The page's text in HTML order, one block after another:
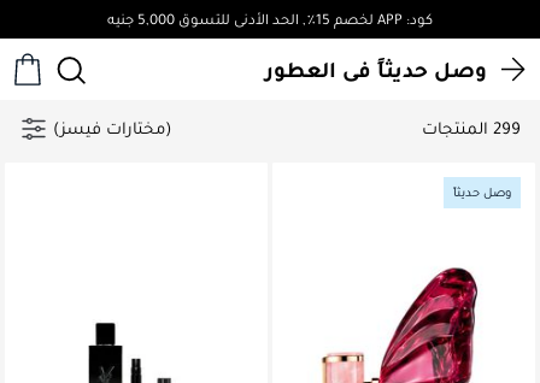
توصيل مجاني لجميع الطلبات فوق 4,000ج.م
وصل حديثاً في العطور
299 المنتجات (مختارات فيسز)
وصل حديثاً